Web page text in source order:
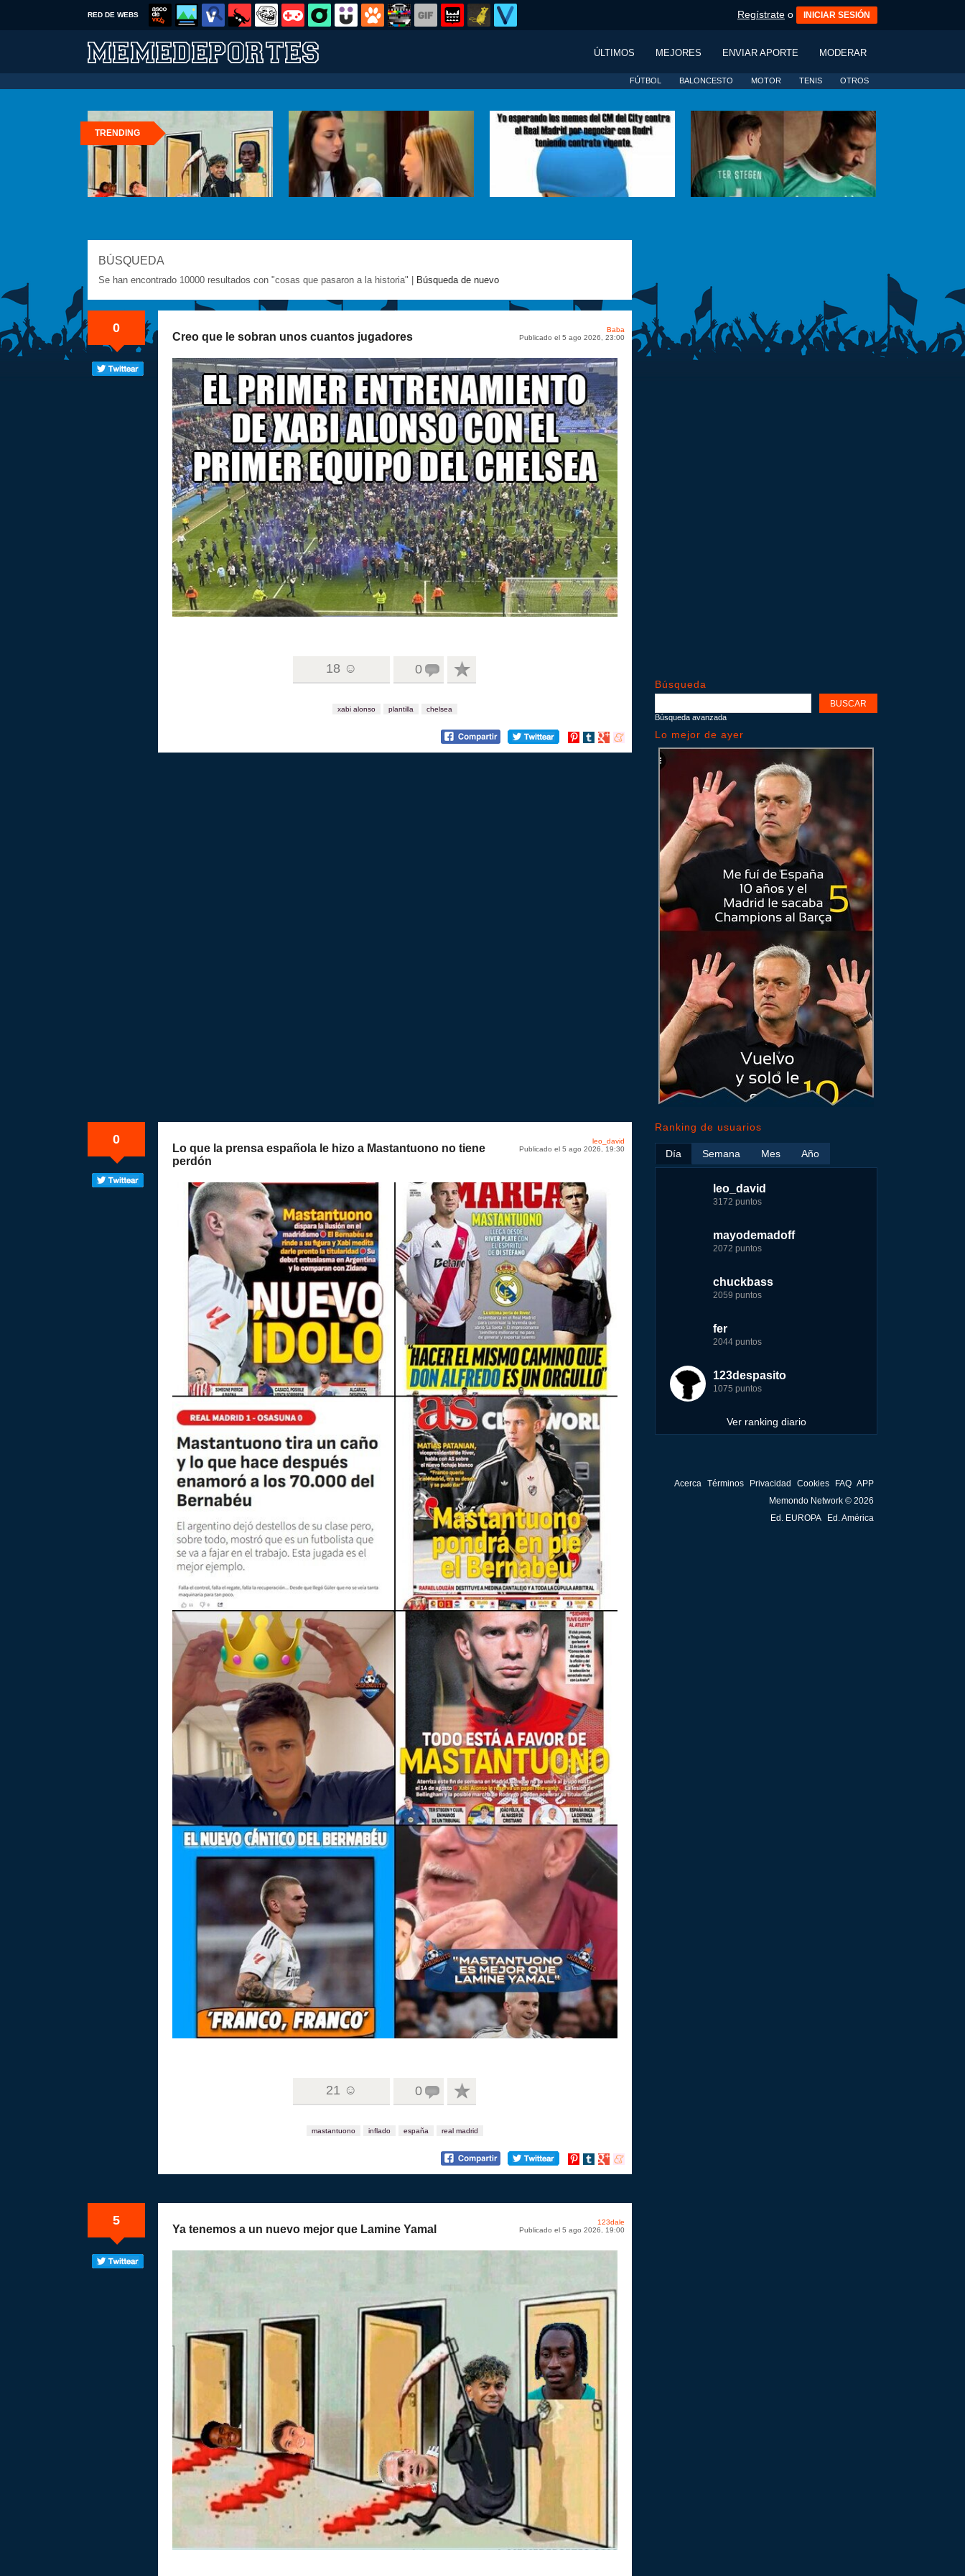
RED DE WEBS Regístrate o INICIAR SESIÓN
ÚLTIMOS MEJORES ENVIAR APORTE MODERAR
FÚTBOL BALONCESTO MOTOR TENIS OTROS
TRENDING
BÚSQUEDA
Se han encontrado 10000 resultados con "cosas que pasaron a la historia" | Búsqueda de nuevo
0
Baba
Publicado el 5 ago 2026, 23:00
Creo que le sobran unos cuantos jugadores
18 ☺ 0
xabi alonso plantilla chelsea
Compartir
Compartir
Compartir
Compartir
0
leo_david
Publicado el 5 ago 2026, 19:30
Lo que la prensa española le hizo a Mastantuono no tiene
perdón
21 ☺ 0
mastantuono inflado españa real madrid
Compartir
Compartir
Compartir
Compartir
5
123dale
Publicado el 5 ago 2026, 19:00
Ya tenemos a un nuevo mejor que Lamine Yamal
Búsqueda
Búsqueda avanzada
Lo mejor de ayer
Ranking de usuarios
Día
leo_david
3172 puntos
mayodemadoff
2072 puntos
chuckbass
2059 puntos
fer
2044 puntos
123despasito
1075 puntos
Ver ranking diario
Semana
leo_david
14578 puntos
fer
5171 puntos
123dale
3116 puntos
tete
2084 puntos
locomon
2084 puntos
Mes
leo_david
26037 puntos
jeremy_malpieu
15444 puntos
fer
6225 puntos
123dale
6214 puntos
tete
4152 puntos
Año
nomedigas
339916 puntos
jeremy_malpieu
263186 puntos
Baba
251893 puntos
john
244881 puntos
fer
234692 puntos
Acerca Términos Privacidad Cookies FAQ APP
Memondo Network © 2026
Ed. EUROPA
Ed. América